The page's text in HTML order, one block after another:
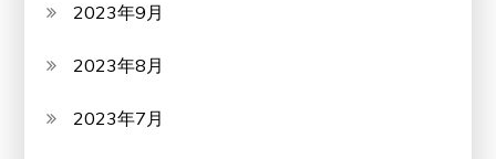
2023年9月
2023年8月
2023年7月